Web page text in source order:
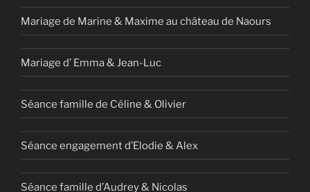
Mariage de Marine & Maxime au château de Naours
Mariage d’ Emma & Jean-Luc
Séance famille de Céline & Olivier
Séance engagement d’Elodie & Alex
Séance famille d’Audrey & Nicolas